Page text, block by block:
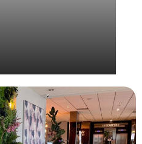
Camp Arles 2024